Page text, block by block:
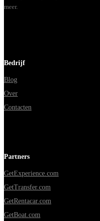
meer.
Bedrijf
Blog
Over
Contacten
Partners
GetExperience.com
GetTransfer.com
GetRentacar.com
GetBoat.com